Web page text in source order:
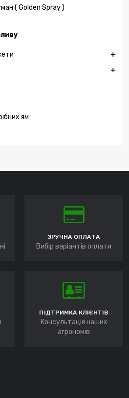
( Golden Spray )
ям
ЗРУЧНА ОПЛАТА
Вибір варіантів оплати
ПІДТРИМКА КЛІЄНТІВ
Консультація наших
агрономів